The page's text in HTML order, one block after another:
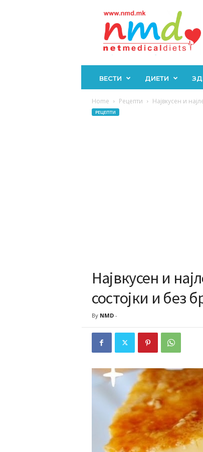
ВЕСТИ ДИЕТИ
Home Рецепти Највкусен и
РЕЦЕПТИ
Највкусен и
состојки и без
By NMD-